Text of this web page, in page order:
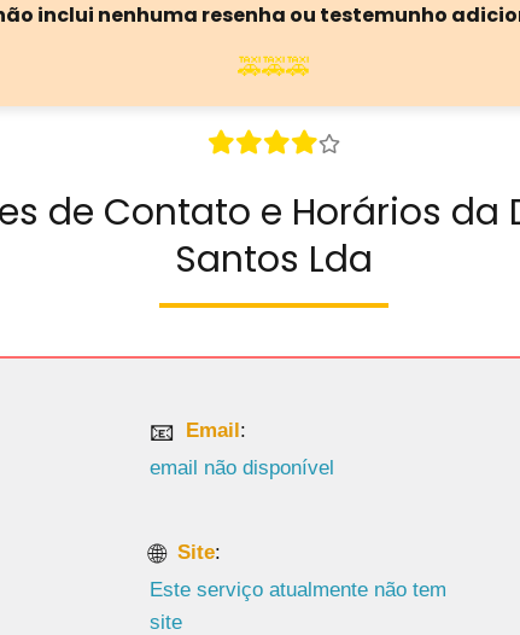
inclui nenhuma resenha ou testemunho
🚕🚕🚕
de Contato e Horários da
Santos Lda
Email :
email não disponível
Site:
Este serviço atualmente não tem
site